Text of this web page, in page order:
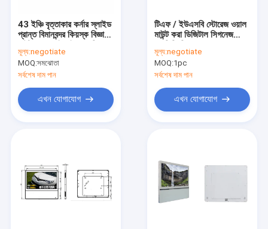
43 ইঞ্চি বৃত্তাকার কর্নার স্লাইড
প্রান্ত বিমানবন্দর কিয়স্ক বিজ্ঞাপন
নেটওয়ার্ক দিয়ে এলসিডি ডিজিটাল
স্ক্রিন
মূল্য:negotiate
MOQ:সমঝোতা
সর্বশেষ দাম পান
এখন যোগাযোগ
টিএফ / ইউএসবি স্টোরেজ ওয়াল
মাউন্ট করা ডিজিটাল সিগনেজ
AC100V-240V
মূল্য:negotiate
MOQ:1pc
সর্বশেষ দাম পান
এখন যোগাযোগ